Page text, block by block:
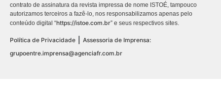
contrato de assinatura da revista impressa de nome ISTOÉ, tampouco
autorizamos terceiros a fazê-lo, nos responsabilizamos apenas pelo
conteúdo digital “https://istoe.com.br” e seus respectivos sites.
Política de Privacidade
Assessoria de Imprensa:
grupoentre.imprensa@agenciafr.com.br